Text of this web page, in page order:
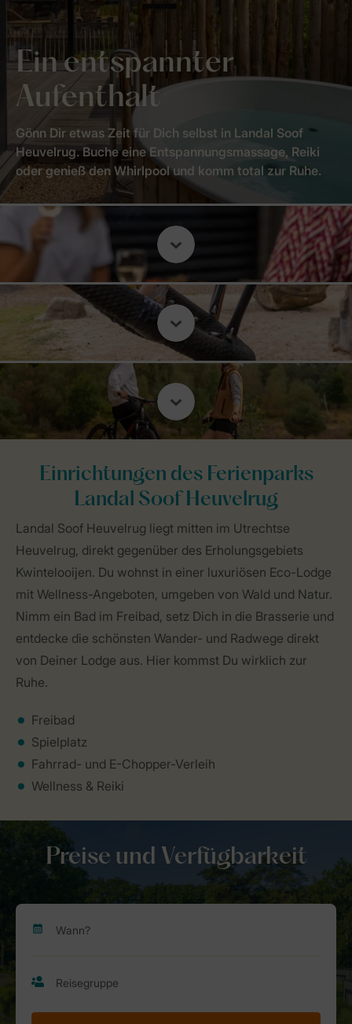
Ein entspannter
Aufenthalt
Gönn Dir etwas Zeit für Dich selbst in Landal Soof
Heuvelrug. Buche eine Entspannungsmassage, Reiki
oder genieß den Whirlpool und komm total zur Ruhe.
Einrichtungen des Ferienparks
Landal Soof Heuvelrug
Landal Soof Heuvelrug liegt mitten im Utrechtse
Heuvelrug, direkt gegenüber des Erholungsgebiets
Kwintelooijen. Du wohnst in einer luxuriösen Eco-Lodge
mit Wellness-Angeboten, umgeben von Wald und Natur.
Nimm ein Bad im Freibad, setz Dich in die Brasserie und
entdecke die schönsten Wander- und Radwege direkt
von Deiner Lodge aus. Hier kommst Du wirklich zur
Ruhe.
Freibad
Spielplatz
Fahrrad- und E-Chopper-Verleih
Wellness & Reiki
Preise und Verfügbarkeit